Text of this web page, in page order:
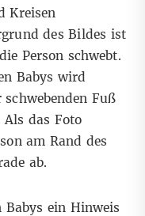
Kreisen
des Bildes ist
Person schwebt.
Babys wird
Fuß
Als das Foto
am Rand des
ab.
ein Hinweis